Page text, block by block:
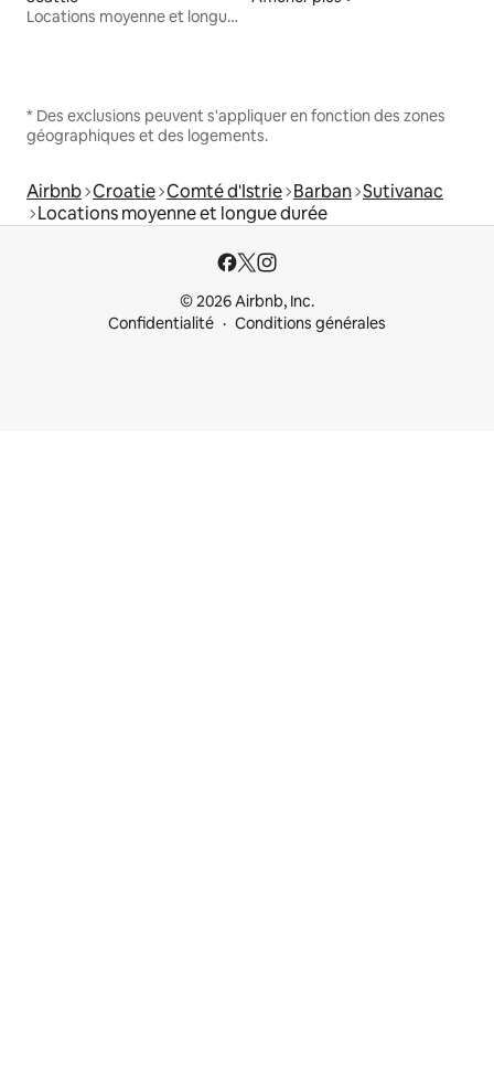
Locations moyenne et longue durée
* Des exclusions peuvent s'appliquer en fonction des zones
géographiques et des logements.
Airbnb Croatie Comté d'Istrie Barban Sutivanac
Locations moyenne et longue durée
© 2026 Airbnb, Inc.
Confidentialité
Conditions générales